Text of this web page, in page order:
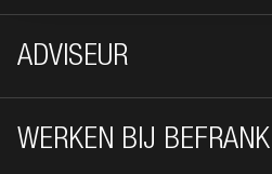
ADVISEUR
WERKEN BIJ BEFRANK